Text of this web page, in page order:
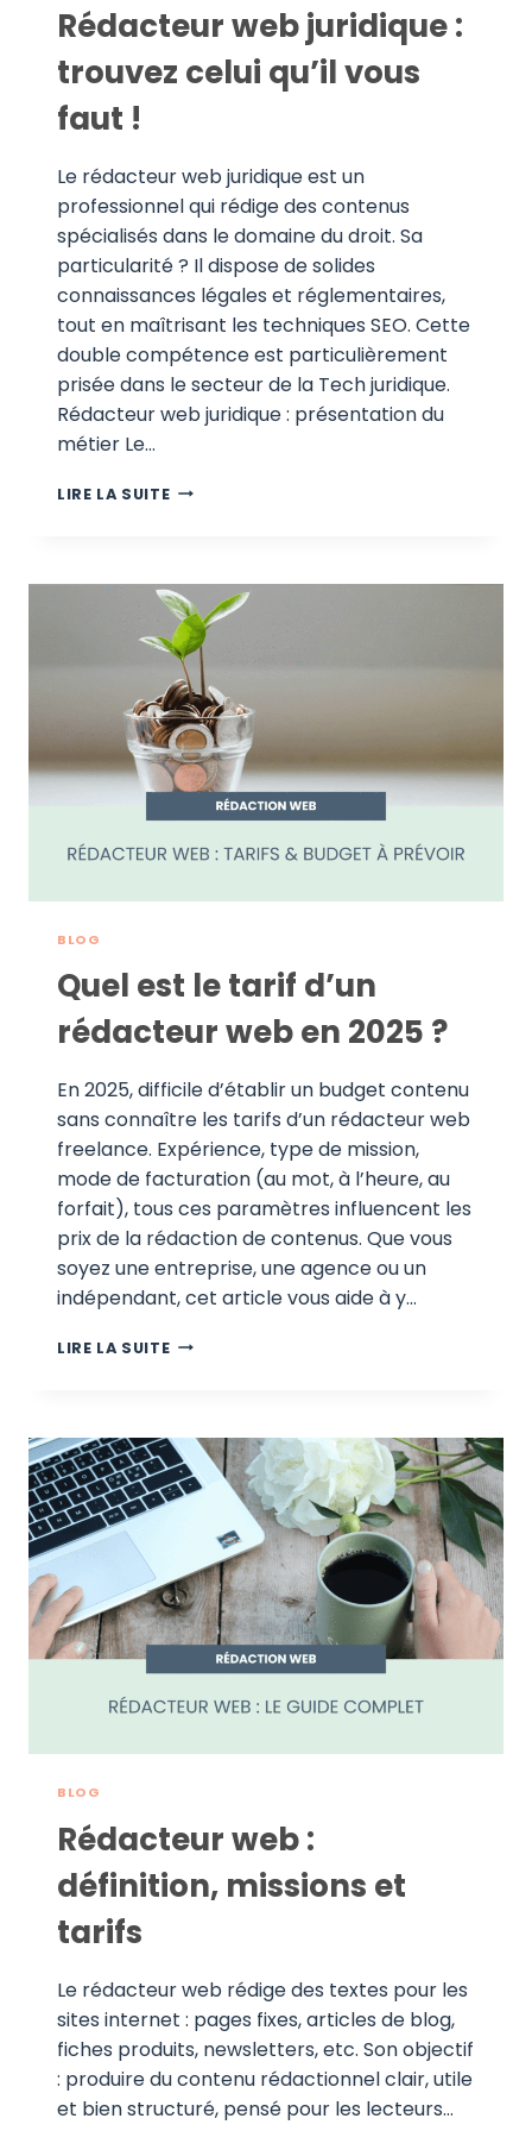
Rédacteur web juridique :
trouvez celui qu’il vous
faut !
Le rédacteur web juridique est un
professionnel qui rédige des contenus
spécialisés dans le domaine du droit. Sa
particularité ? Il dispose de solides
connaissances légales et réglementaires,
tout en maîtrisant les techniques SEO. Cette
double compétence est particulièrement
prisée dans le secteur de la Tech juridique.
Rédacteur web juridique : présentation du
métier Le…
LIRE LA SUITERÉDACTEUR
TROUVEZ
CELUI
QU’IL
VOUS
FAUT
!
BLOG
Quel est le tarif d’un
rédacteur web en 2025 ?
En 2025, difficile d’établir un budget contenu
sans connaître les tarifs d’un rédacteur web
freelance. Expérience, type de mission,
mode de facturation (au mot, à l’heure, au
forfait), tous ces paramètres influencent les
prix de la rédaction de contenus. Que vous
soyez une entreprise, une agence ou un
indépendant, cet article vous aide à y…
LIRE LA SUITEQUEL
D’UN
RÉDACTEUR
WEB
EN
BLOG
Rédacteur web :
définition, missions et
tarifs
Le rédacteur web rédige des textes pour les
sites internet : pages fixes, articles de blog,
fiches produits, newsletters, etc. Son objectif
: produire du contenu rédactionnel clair, utile
et bien structuré, pensé pour les lecteurs…